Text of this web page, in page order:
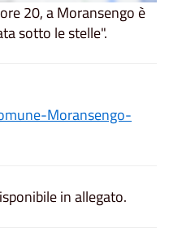
20, a Moransengo è
sotto le stelle".
Moransengo-
in allegato.